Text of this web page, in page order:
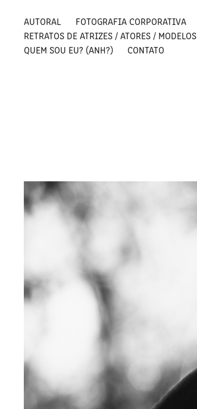
AUTORAL
FOTOGRAFIA CORPORATIVA
RETRATOS DE ATRIZES / ATORES / MODELOS
QUEM SOU EU? (ANH?)
CONTATO